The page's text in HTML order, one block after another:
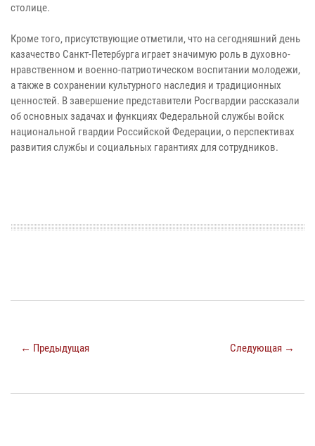
столице.
Кроме того, присутствующие отметили, что на сегодняшний день
казачество Санкт-Петербурга играет значимую роль в духовно-
нравственном и военно-патриотическом воспитании молодежи,
а также в сохранении культурного наследия и традиционных
ценностей. В завершение представители Росгвардии рассказали
об основных задачах и функциях Федеральной службы войск
национальной гвардии Российской Федерации, о перспективах
развития службы и социальных гарантиях для сотрудников.
← Предыдущая Следующая →